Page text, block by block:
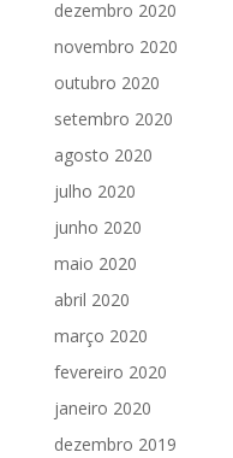
dezembro 2020
novembro 2020
outubro 2020
setembro 2020
agosto 2020
julho 2020
junho 2020
maio 2020
abril 2020
março 2020
fevereiro 2020
janeiro 2020
dezembro 2019